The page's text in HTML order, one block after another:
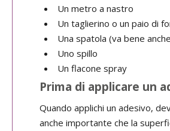
Un metro a nastro
Un taglierino o un paio di
Una spatola (va bene
Uno spillo
Un flacone spray
Prima di applicare un
Quando applichi un adesivo,
anche importante che la